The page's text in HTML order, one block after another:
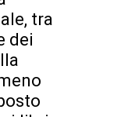
tra
dei